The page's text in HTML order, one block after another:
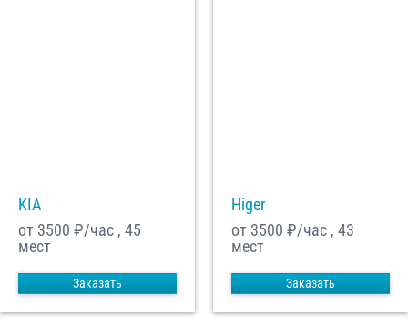
KIA
от 3500 ₽/час , 45
мест
Заказать
Higer
от 3500 ₽/час , 43
мест
Заказать